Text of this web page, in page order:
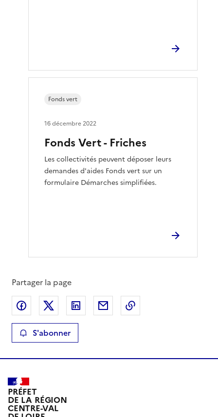
Fonds Vert - Friches
Les collectivités peuvent déposer leurs
demandes d'aides Fonds vert sur un
formulaire Démarches simplifiées.
Fonds vert
16 décembre 2022
Partager la page
Partager sur Facebook
Partager sur XPartager sur LinkedIn
Partager par email
S'abonner
PRÉFET
DE LA RÉGION
CENTRE-VAL